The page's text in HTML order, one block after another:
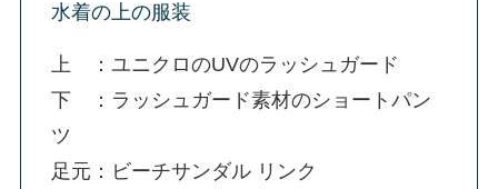
水着の上の服装
上 ：ユニクロのUVのラッシュガード
下 ：ラッシュガード素材のショートパン
ツ
足元：ビーチサンダル リンク